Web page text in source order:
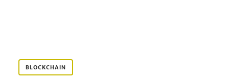
BLOCKCHAIN